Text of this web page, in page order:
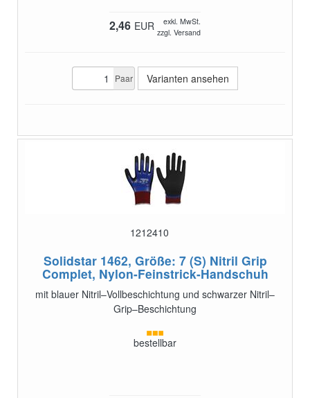
2,46 EUR
exkl. MwSt.
zzgl. Versand
Paar Varianten ansehen
1212410
Solidstar 1462, Größe: 7 (S) Nitril Grip
Complet, Nylon-Feinstrick-Handschuh
mit blauer Nitril–Vollbeschichtung und schwarzer Nitril–
Grip–Beschichtung
bestellbar